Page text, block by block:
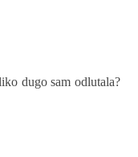
dugo sam odlutala?